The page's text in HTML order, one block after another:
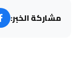
مشاركة الخبر: